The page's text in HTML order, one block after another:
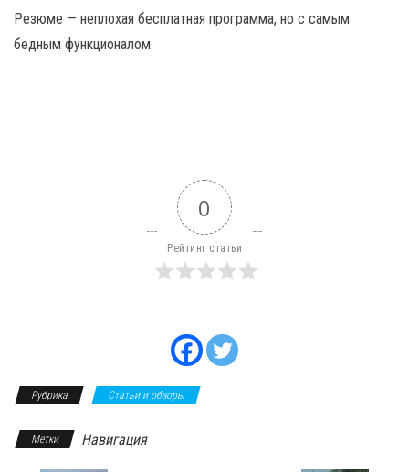
Резюме — неплохая бесплатная программа, но с самым
бедным функционалом.
0
Рейтинг статьи
Рубрика Статьи и обзоры
Метки Навигация